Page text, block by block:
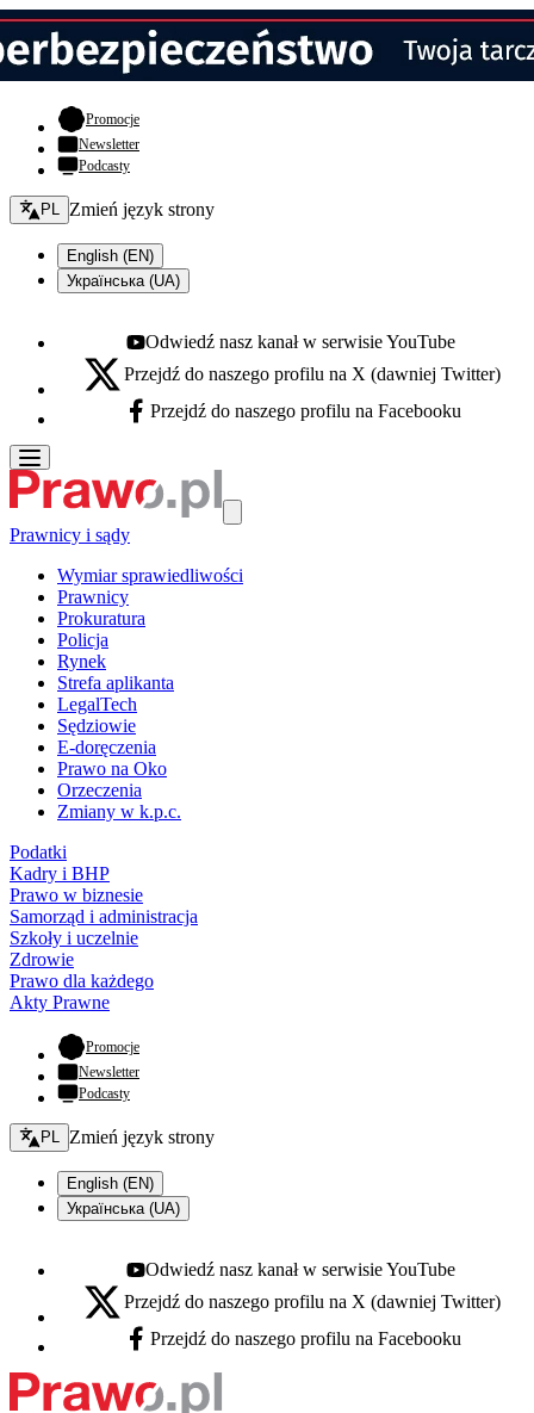
Promocje- otwiera się w nowej karcie
Newsletter
Podcasty
Zmień język - bieżący:
PL Zmień język strony
English (EN)
Українська (UA)
Youtube - otwiera się w nowej karcie
Odwiedź nasz kanał w serwisie YouTube
X - otwiera się w nowej karcie
Przejdź do naszego profilu na X (dawniej Twitter)
Facebook - otwiera się w nowej karcie
Przejdź do naszego profilu na Facebooku
Prawnicy i sądy
Wymiar sprawiedliwości
Prawnicy
Prokuratura
Policja
Rynek
Strefa aplikanta
LegalTech
Sędziowie
E-doręczenia
Prawo na Oko
Orzeczenia
Zmiany w k.p.c.
Podatki
Kadry i BHP
Prawo w biznesie
Samorząd i administracja
Szkoły i uczelnie
Zdrowie
Prawo dla każdego
Akty Prawne
Promocje- otwiera się w nowej karcie
Newsletter
Podcasty
Zmień język - bieżący:
PL Zmień język strony
English (EN)
Українська (UA)
Youtube - otwiera się w nowej karcie
Odwiedź nasz kanał w serwisie YouTube
X - otwiera się w nowej karcie
Przejdź do naszego profilu na X (dawniej Twitter)
Facebook - otwiera się w nowej karcie
Przejdź do naszego profilu na Facebooku